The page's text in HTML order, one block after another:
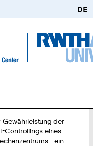
DE
Gewährleistung der
Controllings eines
- ein